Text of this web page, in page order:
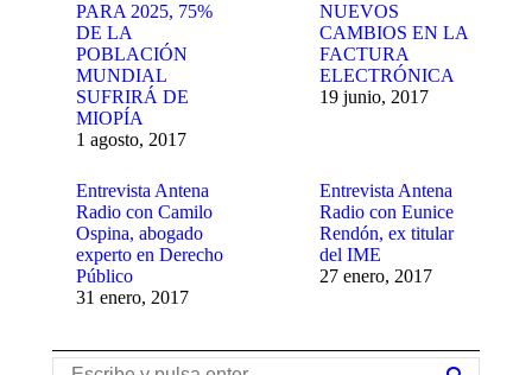
PARA 2025, 75%
DE LA
POBLACIÓN
MUNDIAL
SUFRIRÁ DE
MIOPÍA
1 agosto, 2017
NUEVOS
CAMBIOS EN LA
FACTURA
ELECTRÓNICA
19 junio, 2017
Entrevista Antena
Radio con Camilo
Ospina, abogado
experto en Derecho
Público
31 enero, 2017
Entrevista Antena
Radio con Eunice
Rendón, ex titular
del IME
27 enero, 2017
Buscar: